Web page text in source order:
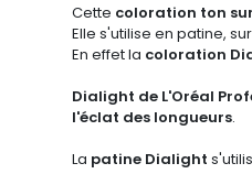
Cette coloration ton
Elle s'utilise en patine,
En effet la coloration
Dialight de L'Oréal
l'éclat des longueurs.
La patine Dialight